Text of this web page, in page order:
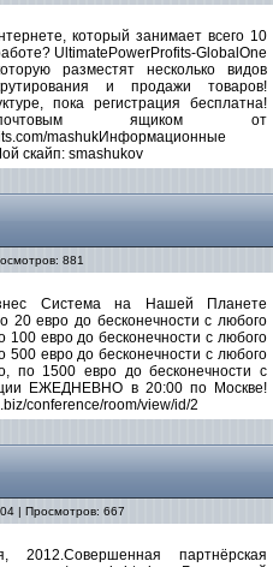
который занимает всего 10
UltimatePowerProfits-GlobalOne
разместят несколько видов
и продажи товаров!
пока регистрация бесплатна!
ящиком от
mashukИнформационные
скайп: smashukov
881
Система на Нашей Планете
20 евро до бесконечности с любого
100 евро до бесконечности с любого
500 евро до бесконечности с любого
по 1500 евро до бесконечности с
ЕЖЕДНЕВНО в 20:00 по Москве!
conference/room/view/id/2
| Просмотров: 667
партнёрская